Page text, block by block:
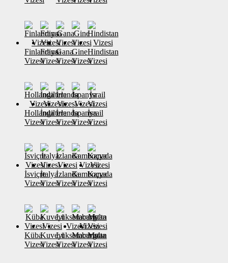
Finlandiya
Vizesi
Fransa
Vizesi
Gana
Vizesi
Gine
Vizesi
Hindistan
Vizesi
Hollanda
Vizesi
İngiltere
Vizesi
İrlanda
Vizesi
İspanya
Vizesi
İsrail
Vizesi
İsviçre
Vizesi
İtalya
Vizesi
İzlanda
Vizesi
Kamboçya
Vizesi
Kanada
Vizesi
Küba
Vizesi
Kuveyt
Vizesi
Lüksemburg
Vizesi
Macaristan
Vizesi
Malta
Vizesi